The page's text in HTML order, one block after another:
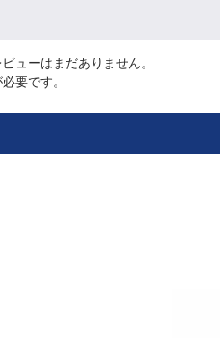
ューはまだありません。
要です。